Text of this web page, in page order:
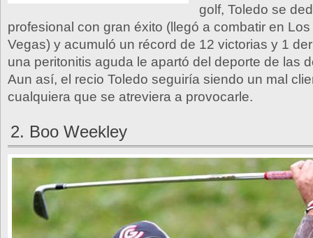
golf, Toledo se
profesional con gran éxito (llegó a combatir en
Vegas) y acumuló un récord de 12 victorias y 1
una peritonitis aguda le apartó del deporte de las
Aun así, el recio Toledo seguiría siendo un mal
cualquiera que se atreviera a provocarle.
2. Boo Weekley